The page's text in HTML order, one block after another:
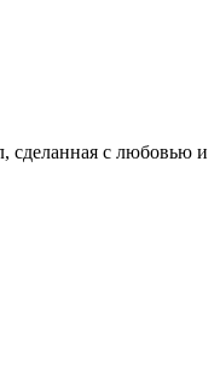
сделанная с любовью и